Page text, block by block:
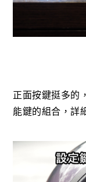
正面按鍵挺多的
能鍵的組合，詳